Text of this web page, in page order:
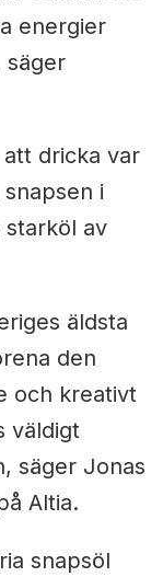
energier
säger
dricka var
i
starköl av
äldsta
den
och kreativt
väldigt
säger Jonas
Altia.
snapsöl